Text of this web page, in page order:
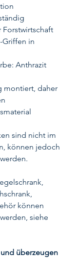
Forstwirtschaft
in
Anthrazit
montiert, daher
sind nicht im
können jedoch
können
siehe
überzeugen